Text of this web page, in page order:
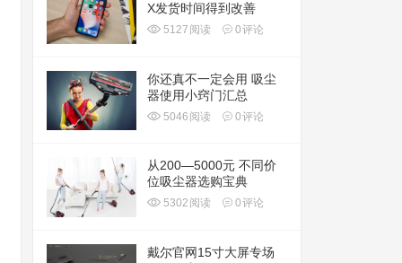
X发货时间得到改善
5127 阅读 0评论
你还真不一定会用 吸尘
器使用小窍门汇总
5046 阅读 0评论
从200—5000元 不同价
位吸尘器选购宝典
5302 阅读 0评论
戴尔官网15寸大屏专场